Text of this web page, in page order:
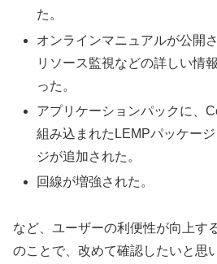
た。
オンラインマニュアルが公開
リソース監視などの詳しい情
った。
アプリケーションパックに、
組み込まれたLEMPパッケー
ジが追加された。
回線が増強された。
など、ユーザーの利便性が向上す
のことで、改めて確認したいと思